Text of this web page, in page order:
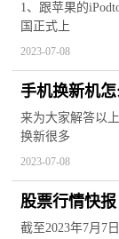
1、跟苹果的
国正式上
2023-07-08
手机换新机怎
来为大家解答以
换新很多
2023-07-08
股票行情快
金净卖出
截至2023年7月7